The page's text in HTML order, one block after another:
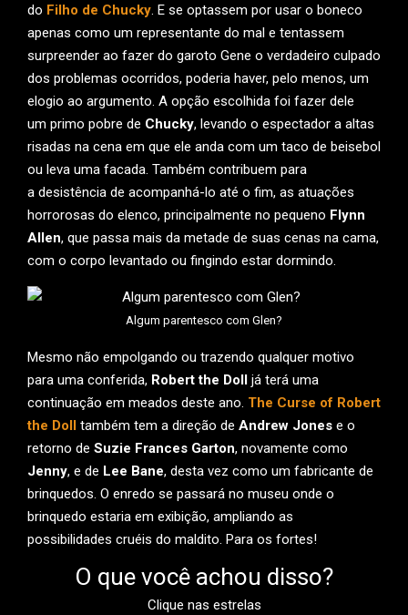
do Filho de Chucky. E se optassem por usar o boneco
apenas como um representante do mal e tentassem
surpreender ao fazer do garoto Gene o verdadeiro culpado
dos problemas ocorridos, poderia haver, pelo menos, um
elogio ao argumento. A opção escolhida foi fazer dele
um primo pobre de Chucky, levando o espectador a altas
risadas na cena em que ele anda com um taco de beisebol
ou leva uma facada. Também contribuem para
a desistência de acompanhá-lo até o fim, as atuações
horrorosas do elenco, principalmente no pequeno Flynn
Allen, que passa mais da metade de suas cenas na cama,
com o corpo levantado ou fingindo estar dormindo.
Algum parentesco com Glen?
Mesmo não empolgando ou trazendo qualquer motivo
para uma conferida, Robert the Doll já terá uma
continuação em meados deste ano. The Curse of Robert
the Doll também tem a direção de Andrew Jones e o
retorno de Suzie Frances Garton, novamente como
Jenny, e de Lee Bane, desta vez como um fabricante de
brinquedos. O enredo se passará no museu onde o
brinquedo estaria em exibição, ampliando as
possibilidades cruéis do maldito. Para os fortes!
O que você achou disso?
Clique nas estrelas